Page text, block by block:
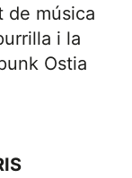
de música
i la
Ostia